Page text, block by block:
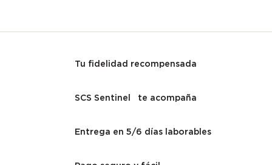
Tu fidelidad recompensada
SCS Sentinel te acompaña
Entrega en 5/6 días laborables